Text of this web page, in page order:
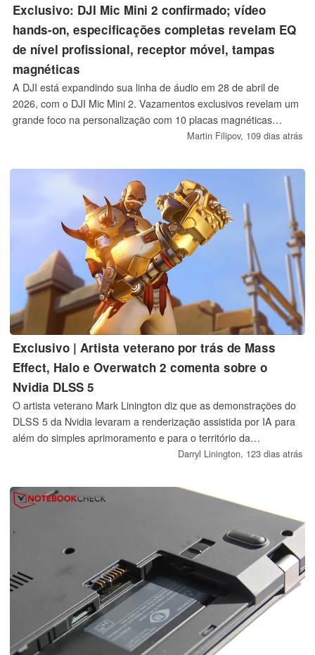
Exclusivo: DJI Mic Mini 2 confirmado; vídeo
hands-on, especificações completas revelam EQ
de nível profissional, receptor móvel, tampas
magnéticas
A DJI está expandindo sua linha de áudio em 28 de abril de
2026, com o DJI Mic Mini 2. Vazamentos exclusivos revelam um
grande foco na personalização com 10 placas magnéticas
intercambiáveis e áudio aprimorado por meio de novas
um leve aumento de peso para 11 g e da introdução de novos
pacotes de receptores móveis para criadores de smartphones,
espera-se que a DJI mantenha os preços agressivos,
começando em apenas 33 euros.
Martin Filipov, 109 dias atrás
Exclusivo | Artista veterano por trás de Mass
Effect, Halo e Overwatch 2 comenta sobre o
Nvidia DLSS 5
O artista veterano Mark Linington diz que as demonstrações do
DLSS 5 da Nvidia levaram a renderização assistida por IA para
além do simples aprimoramento e para o território da
reinterpretação, criando novas preocupações sobre controle
que a criaram.
Darryl Linington, 123 dias atrás